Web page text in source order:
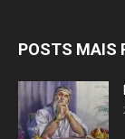
POSTS MAIS